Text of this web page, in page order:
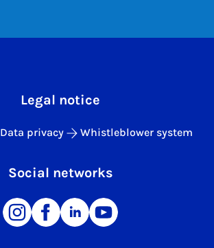
Legal notice
Data privacy Whistleblower system
Social networks